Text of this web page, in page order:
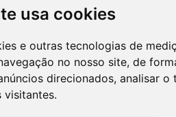
usa cookies
e outras tecnologias de
no nosso site, de
direcionados, analisar
visitantes.
Para cada encomenda
Sobre nós